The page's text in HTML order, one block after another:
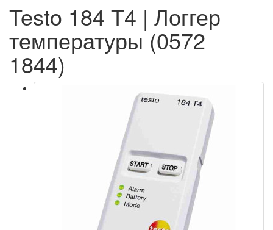
Testo 184 T4 | Логгер
температуры (0572
1844)